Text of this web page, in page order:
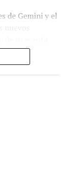
de Gemini y el